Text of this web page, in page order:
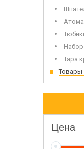
Тара
Товары
Цена